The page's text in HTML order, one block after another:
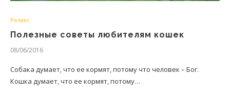
Релакс
Полезные советы любителям кошек
08/06/2016
Собака думает, что ее кормят, потому что человек – Бог.
Кошка думает, что ее кормят, потому…